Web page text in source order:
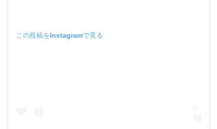
この投稿をInstagramで見る